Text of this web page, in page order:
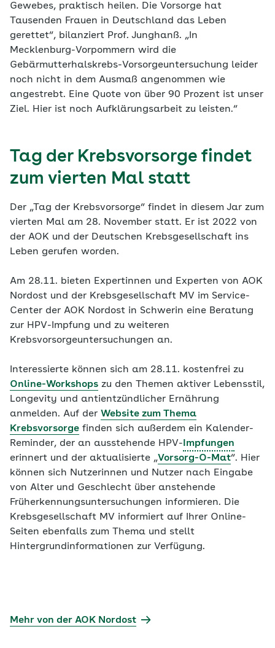
Gewebes, praktisch heilen. Die Vorsorge hat
Tausenden Frauen in Deutschland das Leben
gerettet“, bilanziert Prof. Junghanß. „In
Mecklenburg-Vorpommern wird die
Gebärmutterhalskrebs-Vorsorgeuntersuchung leider
noch nicht in dem Ausmaß angenommen wie
angestrebt. Eine Quote von über 90 Prozent ist unser
Ziel. Hier ist noch Aufklärungsarbeit zu leisten.“
Tag der Krebsvorsorge findet
zum vierten Mal statt
Der „Tag der Krebsvorsorge“ findet in diesem Jar zum
vierten Mal am 28. November statt. Er ist 2022 von
der AOK und der Deutschen Krebsgesellschaft ins
Leben gerufen worden.
Am 28.11. bieten Expertinnen und Experten von AOK
Nordost und der Krebsgesellschaft MV im Service-
Center der AOK Nordost in Schwerin eine Beratung
zur HPV-Impfung und zu weiteren
Krebsvorsorgeuntersuchungen an.
Interessierte können sich am 28.11. kostenfrei zu
Online-Workshops zu den Themen aktiver Lebensstil,
Longevity und antientzündlicher Ernährung
anmelden. Auf der Website zum Thema
Krebsvorsorge finden sich außerdem ein Kalender-
Reminder, der an ausstehende HPV- Impfungen
erinnert und der aktualisierte „Vorsorg-O-Mat“. Hier
können sich Nutzerinnen und Nutzer nach Eingabe
von Alter und Geschlecht über anstehende
Früherkennungsuntersuchungen informieren. Die
Krebsgesellschaft MV informiert auf Ihrer Online-
Seiten ebenfalls zum Thema und stellt
Hintergrundinformationen zur Verfügung.
Mehr von der AOK Nordost